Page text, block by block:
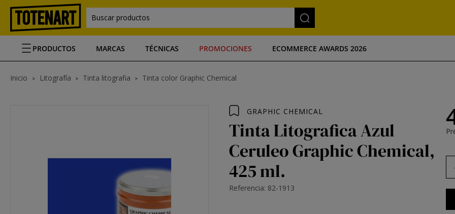
Buscar productos
PRODUCTOS MARCAS TÉCNICAS PROMOCIONES ECOMMERCE AWARDS 2026
Inicio Litografía Tinta litografia Tinta color Graphic Chemical
GRAPHIC CHEMICAL
Tinta Litografica Azul
Ceruleo Graphic Chemical,
425 ml.
Referencia: 82-1913